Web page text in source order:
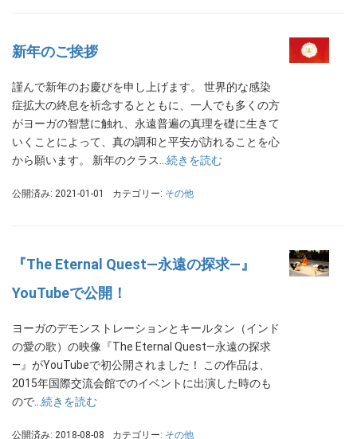
新年のご挨拶
謹んで新年のお慶びを申し上げます。 世界的な感染
症拡大の終息を祈念するとともに、一人でも多くの方
がヨーガの智慧に触れ、永遠普遍の真理を礎に生きて
いくことによって、真の調和と平安が訪れることを心
から願います。 新年のクラス… 続きを読む
公開済み: 2021-01-01 カテゴリー: その他
『The Eternal Quest—永遠の探求—』
YouTubeで公開！
ヨーガのデモンストレーションとキールタン（インド
の愛の歌）の映像『The Eternal Quest—永遠の探求
—』がYouTubeで初公開されました！ この作品は、
2015年国際交流会館でのイベントに出演した時のも
ので… 続きを読む
公開済み: 2018-08-08 カテゴリー: その他